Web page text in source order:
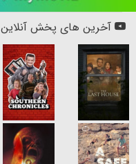
آخرین های پخش آنلاین